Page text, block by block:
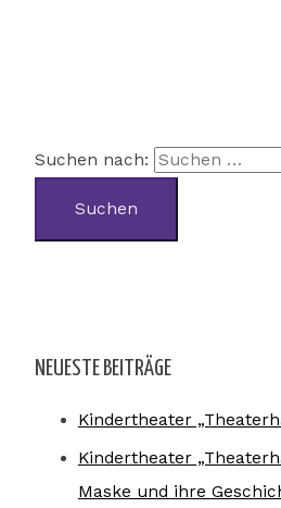
Suchen nach:
NEUESTE BEITRÄGE
Kindertheater
Kindertheater
Maske und ihre